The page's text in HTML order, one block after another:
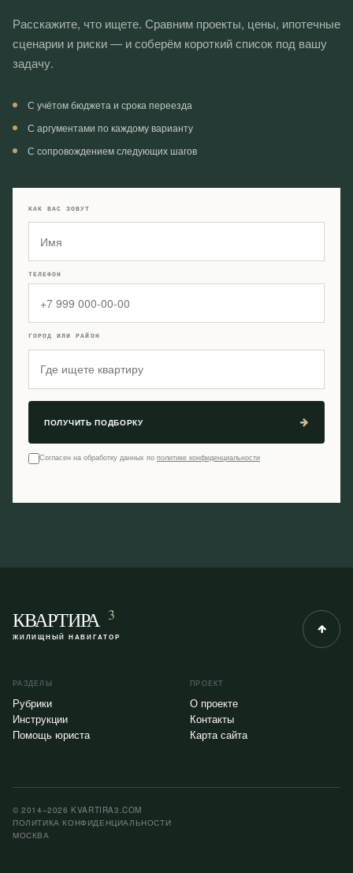
Расскажите, что ищете. Сравним проекты, цены, ипотечные
сценарии и риски — и соберём короткий список под вашу
задачу.
С учётом бюджета и срока переезда
С аргументами по каждому варианту
С сопровождением следующих шагов
КАК ВАС ЗОВУТ
ТЕЛЕФОН
ГОРОД ИЛИ РАЙОН
ПОЛУЧИТЬ ПОДБОРКУ
Согласен на обработку данных по политике конфиденциальности
КВАРТИРА 3
ЖИЛИЩНЫЙ НАВИГАТОР
РАЗДЕЛЫ
Рубрики
Инструкции
Помощь юриста
ПРОЕКТ
О проекте
Контакты
Карта сайта
© 2014–2026 KVARTIRA3.COM
ПОЛИТИКА КОНФИДЕНЦИАЛЬНОСТИ
МОСКВА